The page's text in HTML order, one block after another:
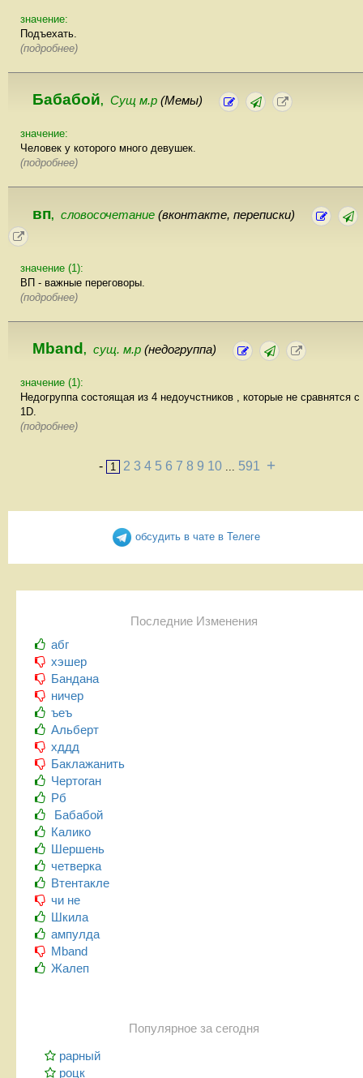
значение:
Подъехать.
(подробнее)
Бабабой, Сущ м.р (Мемы)
значение:
Человек у которого много девушек.
(подробнее)
вп, словосочетание (вконтакте, переписки)
значение (1):
ВП - важные переговоры.
(подробнее)
Mband , сущ. м.р (недогруппа)
значение (1):
Недогруппа состоящая из 4 недоучстников , которые не сравнятся с
1D.
(подробнее)
- 1 2 3 4 5 6 7 8 9 10 591 +
обсудить в чате в Телеге
Последние Изменения
абг
хэшер
Бандана
ничер
ъеъ
Альберт
хддд
Баклажанить
Чертоган
Рб
Бабабой
Калико
Шершень
четверка
Втентакле
чи не
Шкила
ампулда
Mband
Жалеп
Популярное за сегодня
рарный
роцк